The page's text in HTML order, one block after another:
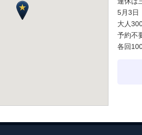
5月3日
大人
予約不
各回